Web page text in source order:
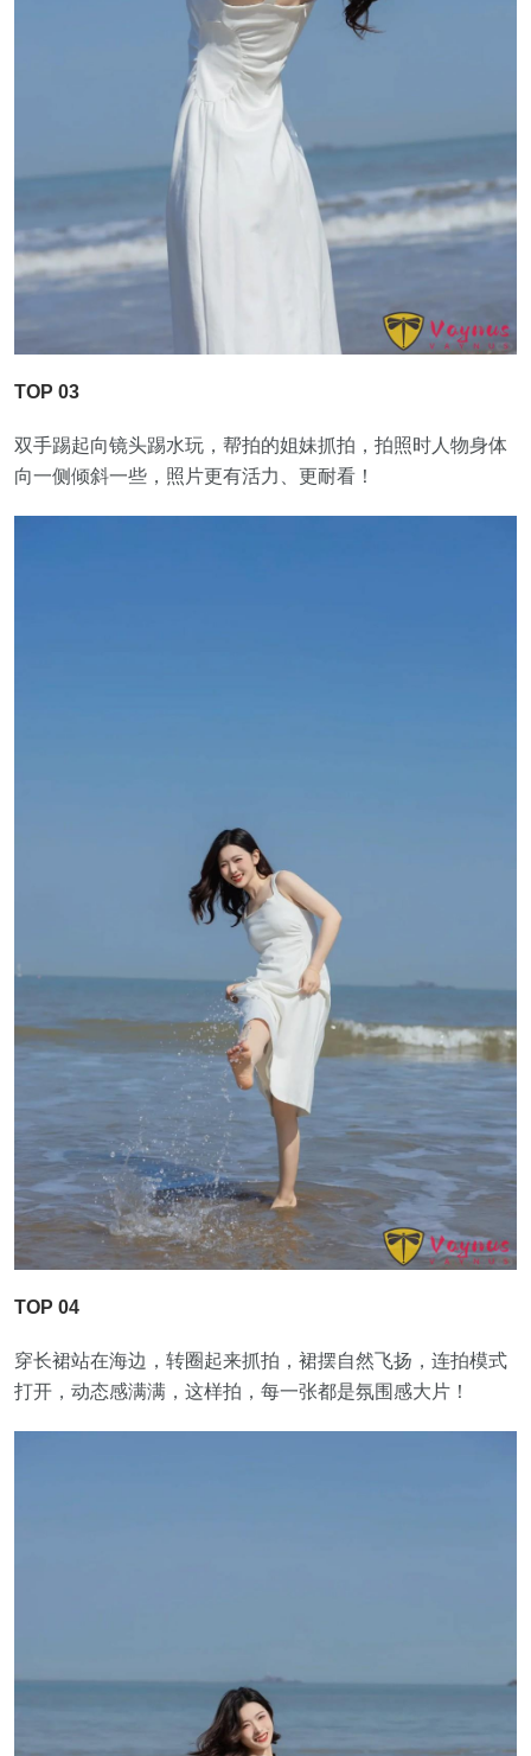
TOP 03
双手踢起向镜头踢水玩，帮拍的姐妹抓拍，拍照时人物身体
向一侧倾斜一些，照片更有活力、更耐看！
TOP 04
穿长裙站在海边，转圈起来抓拍，裙摆自然飞扬，连拍模式
打开，动态感满满，这样拍，每一张都是氛围感大片！